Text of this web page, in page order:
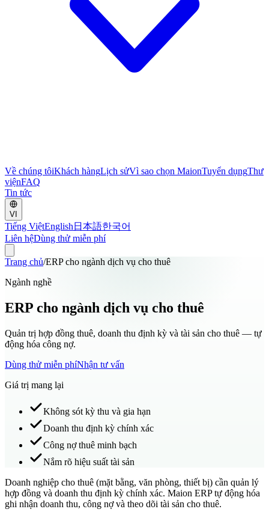
Về chúng tôiKhách hàngLịch sửVì sao chọn MaionTuyển dụngThư
việnFAQ
Tin tức
VI
Tiếng ViệtEnglish 日本語한국어
Liên hệDùng thử miễn phí
Trang chủ/ERP cho ngành dịch vụ cho thuê
Ngành nghề
ERP cho ngành dịch vụ cho thuê
Quản trị hợp đồng thuê, doanh thu định kỳ và tài sản cho thuê — tự
động hóa công nợ.
Dùng thử miễn phíNhận tư vấn
Giá trị mang lại
Không sót kỳ thu và gia hạn
Doanh thu định kỳ chính xác
Công nợ thuê minh bạch
Nắm rõ hiệu suất tài sản
Doanh nghiệp cho thuê (mặt bằng, văn phòng, thiết bị) cần quản lý
hợp đồng và doanh thu định kỳ chính xác. Maion ERP tự động hóa
ghi nhận doanh thu, công nợ và theo dõi tài sản cho thuê.